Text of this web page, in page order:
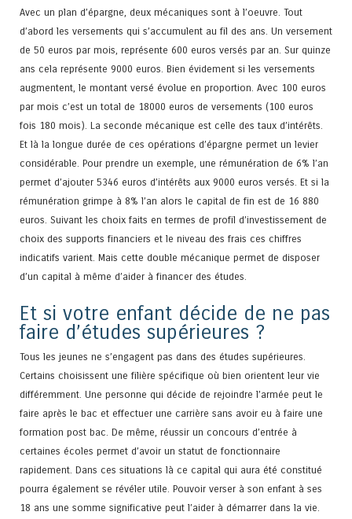
Avec un plan d’épargne, deux mécaniques sont à l’oeuvre. Tout
d’abord les versements qui s’accumulent au fil des ans. Un versement
de 50 euros par mois, représente 600 euros versés par an. Sur quinze
ans cela représente 9000 euros. Bien évidement si les versements
augmentent, le montant versé évolue en proportion. Avec 100 euros
par mois c’est un total de 18000 euros de versements (100 euros
fois 180 mois). La seconde mécanique est celle des taux d’intérêts.
Et là la longue durée de ces opérations d’épargne permet un levier
considérable. Pour prendre un exemple, une rémunération de 6% l’an
permet d’ajouter 5346 euros d’intérêts aux 9000 euros versés. Et si la
rémunération grimpe à 8% l’an alors le capital de fin est de 16 880
euros. Suivant les choix faits en termes de profil d’investissement de
choix des supports financiers et le niveau des frais ces chiffres
indicatifs varient. Mais cette double mécanique permet de disposer
d’un capital à même d’aider à financer des études.
Et si votre enfant décide de ne pas
faire d’études supérieures ?
Tous les jeunes ne s’engagent pas dans des études supérieures.
Certains choisissent une filière spécifique où bien orientent leur vie
différemment. Une personne qui décide de rejoindre l’armée peut le
faire après le bac et effectuer une carrière sans avoir eu à faire une
formation post bac. De même, réussir un concours d’entrée à
certaines écoles permet d’avoir un statut de fonctionnaire
rapidement. Dans ces situations là ce capital qui aura été constitué
pourra également se révéler utile. Pouvoir verser à son enfant à ses
18 ans une somme significative peut l’aider à démarrer dans la vie.